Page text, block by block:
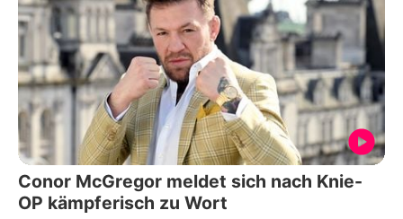
Conor McGregor meldet sich nach Knie-
OP kämpferisch zu Wort